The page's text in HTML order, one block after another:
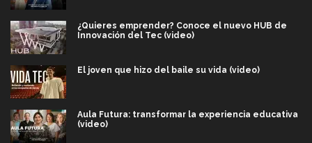
¿Quieres emprender? Conoce el nuevo HUB de
Innovación del Tec (video)
El joven que hizo del baile su vida (video)
Aula Futura: transformar la experiencia educativa
(video)